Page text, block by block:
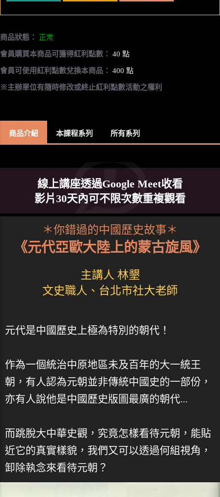
商品狀態： 正常
會員購買本商品可獲得紅利點數： 40 點
會員可使用紅利點數兌換本商品： 400 點
※主辦單位有隨時修改或終止紅利點數活動之權利
商品介紹 本課程系列 所有系列
線上講座透過Google Meet收看
影片30天內可不限次數重複觀看
＊你錯過的中國歷史故事＊
《元代亞歐大陸上的蒙古旋風》
主講人 林墾
文史職人、台北市社大老師
元代是中國歷史上極為特別的朝代！
作為一個統治中原地區未及百年的大一統王
朝，有人認為元朝並非傳統中國史的一部份，
亦有人說他是中國歷史版圖最廣的朝代...
而跳脫大中華史觀，究竟怎樣看待元朝，能貼
近它的真實樣貌，我們又可以透過何組視角，
卸除執念來看待元朝？